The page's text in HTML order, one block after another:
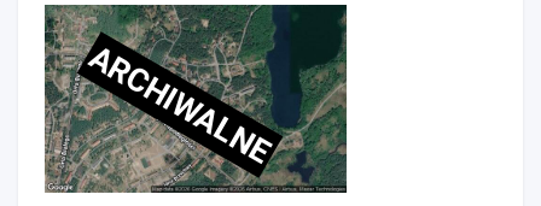
ARCHIWALNE